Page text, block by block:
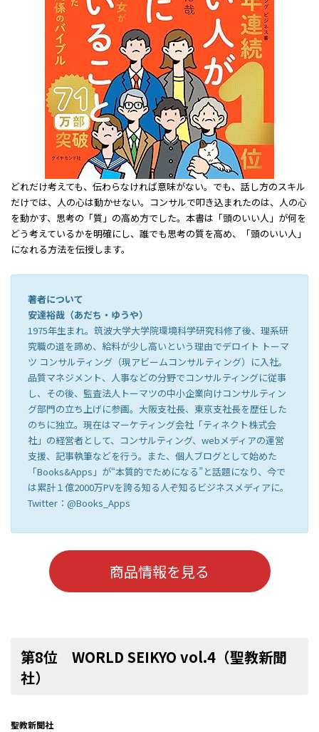
どれだけ考えても、伝わらなければ意味がない。でも、話し方のスキル
だけでは、人の心は動かせない。コンサルで叩き込まれたのは、人の心
を動かす、思考の「質」の高め方でした。本書は「頭のいい人」が何を
どう考えているかを明確にし、誰でも思考の質を高め、「頭のいい人」
になれる方法を伝授します。
著者について
安達裕哉（あだち・ゆうや）
1975年生まれ。筑波大学大学院環境科学研究科修了後、理系研
究職の道を諦め、給料が少し高いという理由でデロイト トーマ
ツ コンサルティング（現アビームコンサルティング）に入社。
品質マネジメント、人事などの分野でコンサルティングに従事
し、その後、監査法人トーマツの中小企業向けコンサルティン
グ部門の立ち上げに参画。大阪支社長、東京支社長を歴任した
のちに独立。現在はマーケティング会社「ティネクト株式会
社」の経営者として、コンサルティング、webメディアの運営
支援、記事執筆などを行う。また、個人ブログとして始めた
「Books&Apps」が“本質的でためになる”と話題になり、今で
は累計１億2000万PVを誇る知る人ぞ知るビジネスメディアに。
Twitter：@Books_Apps
商品情報を見る
第8位 WORLD SEIKYO vol.4（聖教新聞
社）
聖教新聞社